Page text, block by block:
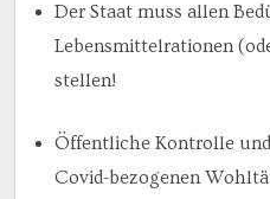
Der Staat muss allen
Lebensmittelrationen
stellen!
Öffentliche Kontrolle
Covid-bezogenen